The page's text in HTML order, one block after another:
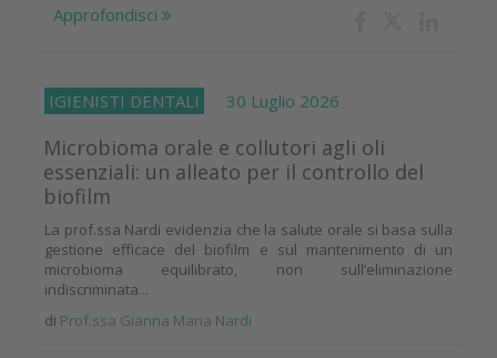
Approfondisci
IGIENISTI DENTALI 30 Luglio 2026
Microbioma orale e collutori agli oli
essenziali: un alleato per il controllo del
biofilm
La prof.ssa Nardi evidenzia che la salute orale si basa sulla
gestione efficace del biofilm e sul mantenimento di un
microbioma equilibrato, non sull’eliminazione
indiscriminata...
di Prof.ssa Gianna Maria Nardi